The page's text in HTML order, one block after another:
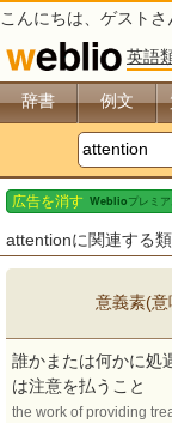
こんにちは、 ゲスト さ
英語
辞書 例文
attentionに関連する
意義素(
誰かまたは何かに処
は注意を払うこと
the work of providing